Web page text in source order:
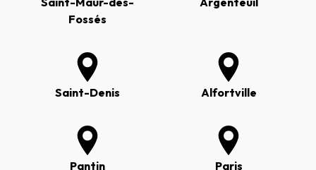
Fossés
Saint-Denis Alfortville
Pantin Paris